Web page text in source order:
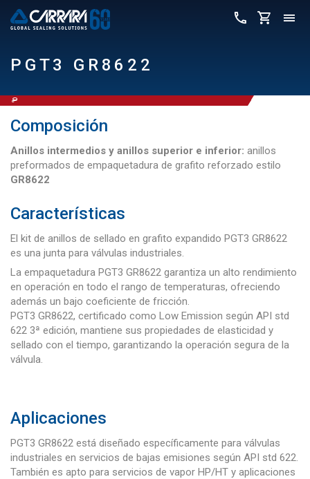
PGT3 GR8622
Composición
Anillos intermedios y anillos superior e inferior: anillos
preformados de empaquetadura de grafito reforzado estilo
GR8622
Características
El kit de anillos de sellado en grafito expandido PGT3 GR8622
es una junta para válvulas industriales.
La empaquetadura PGT3 GR8622 garantiza un alto rendimiento
en operación en todo el rango de temperaturas, ofreciendo
además un bajo coeficiente de fricción.
PGT3 GR8622, certificado como Low Emission según API std
622 3ª edición, mantiene sus propiedades de elasticidad y
sellado con el tiempo, garantizando la operación segura de la
válvula.
Aplicaciones
PGT3 GR8622 está diseñado específicamente para válvulas
industriales en servicios de bajas emisiones según API std 622.
También es apto para servicios de vapor HP/HT y aplicaciones